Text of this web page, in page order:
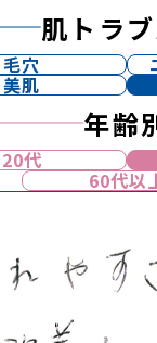
肌トラ
毛穴
美肌
年齢
20代
60代以